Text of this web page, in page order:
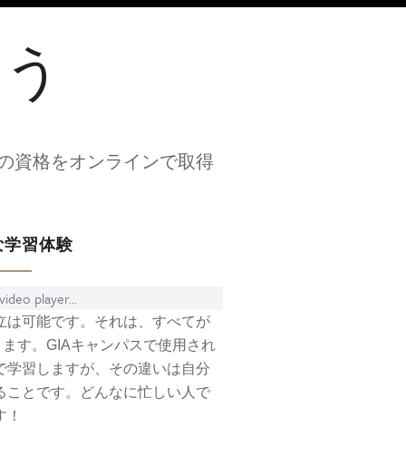
資格をオンラインで取得
習体験
player...
は可能です。それは、すべてが
す。GIAキャンパスで使用され
学習しますが、その違いは自分
とです。どんなに忙しい人で